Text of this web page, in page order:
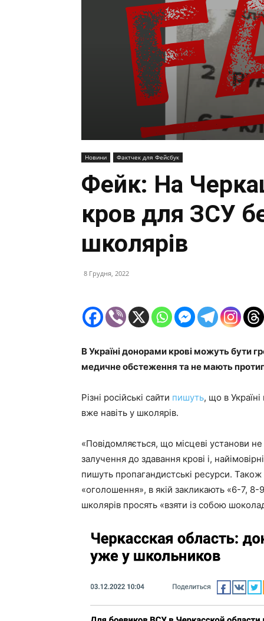
Новини Фактчек для Фейсбук
Фейк: На
кров для ЗСУ
школярів
8 Грудня, 2022
В Україні донорами крові можуть бути
медичне обстеження та не мають
Різні російські сайти пишуть, що в
вже навіть у школярів.
«Повідомляється, що місцеві установи
залучення до здавання крові і,
пишуть пропагандистські ресурси. Також
«оголошення», в якій закликають «6-7, 8-
школярів просять «взяти із собою